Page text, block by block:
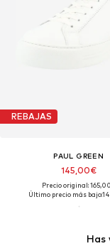
Has
REBAJAS
PAUL GREEN
145,00€
Precio original:
Último precio más bajo: